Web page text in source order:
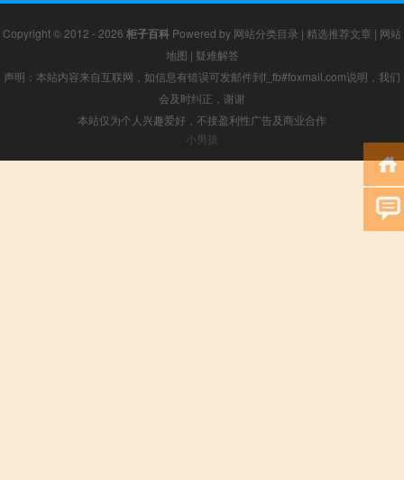
Copyright © 2012 - 2026 柜子百科 Powered by 网站分类目录 | 精选推荐文章 | 网站
地图 | 疑难解答
声明：本站内容来自互联网，如信息有错误可发邮件到f_fb#foxmail.com说明，我们
会及时纠正，谢谢
本站仅为个人兴趣爱好，不接盈利性广告及商业合作
小男孩